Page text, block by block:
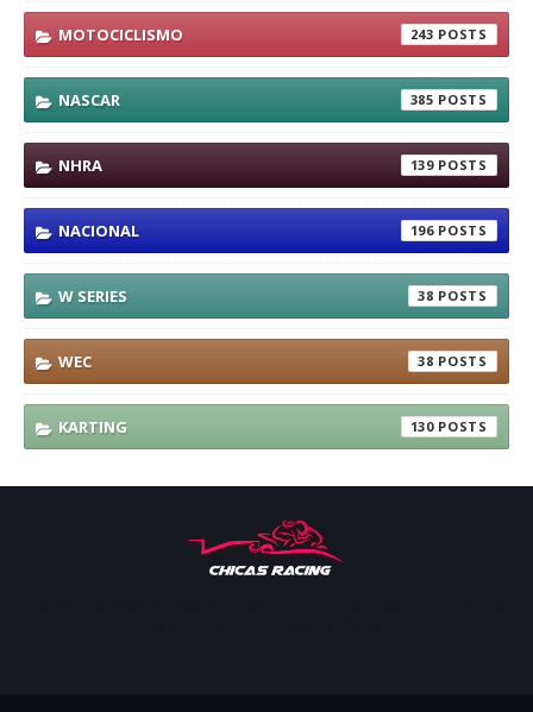
MOTOCICLISMO 243
NASCAR 385
NHRA 139
NACIONAL 196
W SERIES 38
WEC 38
KARTING 130